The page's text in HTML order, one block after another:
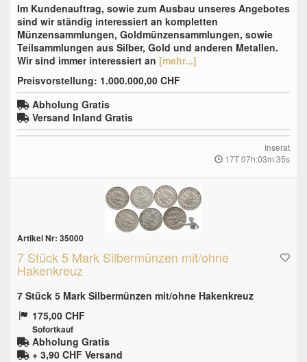
Im Kundenauftrag, sowie zum Ausbau unseres Angebotes
sind wir ständig interessiert an kompletten
Münzensammlungen, Goldmünzensammlungen, sowie
Teilsammlungen aus Silber, Gold und anderen Metallen.
Wir sind immer interessiert an [mehr...]
Preisvorstellung: 1.000.000,00 CHF
Abholung Gratis
Versand Inland Gratis
Inserat
17T 07h:03m:34s
Artikel Nr: 35000
7 Stück 5 Mark Silbermünzen mit/ohne
Hakenkreuz
7 Stück 5 Mark Silbermünzen mit/ohne Hakenkreuz
175,00 CHF
Sofortkauf
Abholung Gratis
+ 3,90 CHF Versand